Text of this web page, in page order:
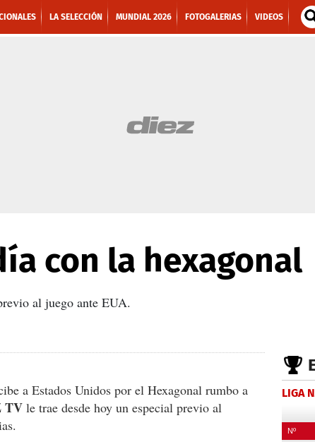
LA SELECCIÓN MUNDIAL 2026 FOTOGALERIAS VIDEOS
con la hexagonal
al juego ante EUA.
a Estados Unidos por el Hexagonal rumbo a
TV le trae desde hoy un especial previo al
LIGA